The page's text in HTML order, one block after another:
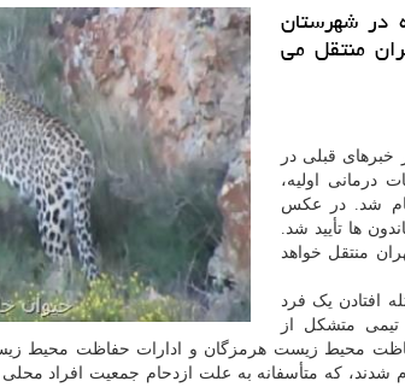
در شهرستان
منتقل می
خبرهای قبلی در
درمانی اولیه،
شد. در عکس
ها تأیید شد.
منتقل خواهد
تله افتادن یک فرد
تیمی متشکل از
محیط زیست هرمزگان و ادارات حفاظت محیط
که متأسفانه به علت ازدحام جمعیت افراد